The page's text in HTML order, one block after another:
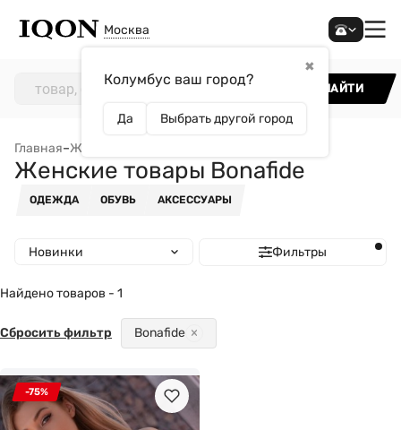
Москва
✖
Колумбус ваш город?
Да Выбрать другой город
НАЙТИ
Главная–Женщинам
Женские товары Bonafide
ОДЕЖДА ОБУВЬ АКСЕССУАРЫ
Новинки Фильтры
Найдено товаров - 1
Bonafide
Сбросить фильтр
-75%